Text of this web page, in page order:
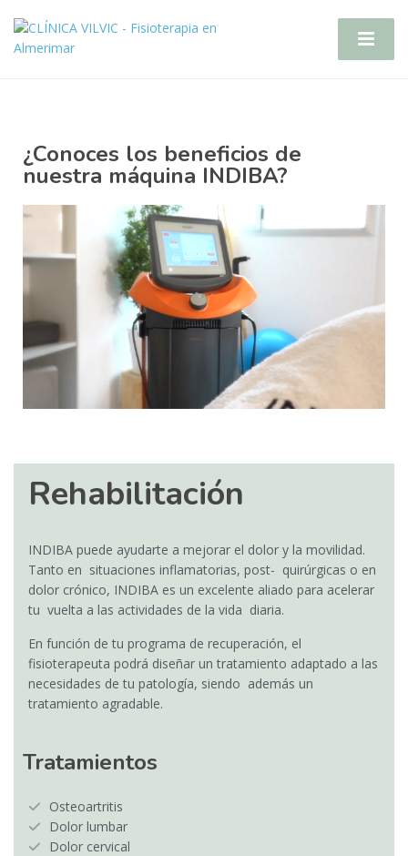
¿Conoces los beneficios de
nuestra máquina INDIBA?
Rehabilitación
INDIBA puede ayudarte a mejorar el dolor y la movilidad.
Tanto en situaciones inflamatorias, post- quirúrgicas o en
dolor crónico, INDIBA es un excelente aliado para acelerar
tu vuelta a las actividades de la vida diaria.
En función de tu programa de recuperación, el
fisioterapeuta podrá diseñar un tratamiento adaptado a las
necesidades de tu patología, siendo además un
tratamiento agradable.
Tratamientos
Osteoartritis
Dolor lumbar
Dolor cervical